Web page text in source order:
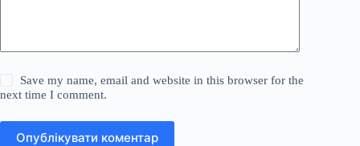
Save my name, email and website in this browser for the
next time I comment.
Опублікувати коментар